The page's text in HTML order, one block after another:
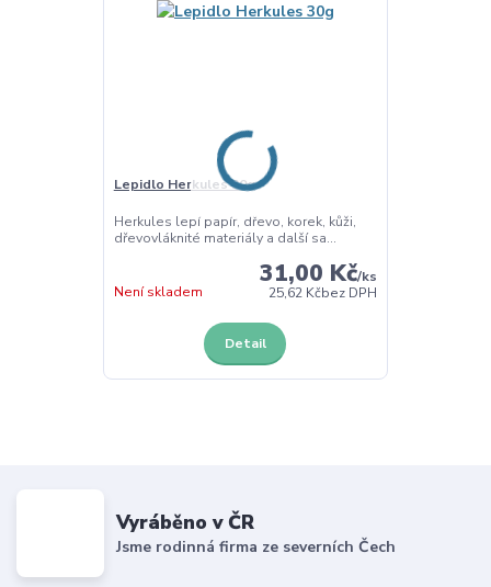
Lepidlo Herkules 30g
Herkules lepí papír, dřevo, korek, kůži,
dřevovláknité materiály a další sa...
31,00 Kč/ks
25,62 Kčbez DPH
Není skladem
Detail
Vyráběno v ČR
Jsme rodinná firma ze severních Čech